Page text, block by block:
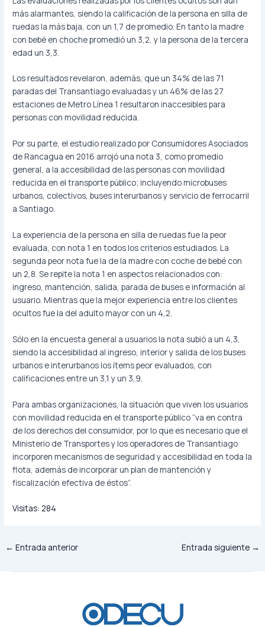
más alarmantes, siendo la calificación de la persona en silla de
ruedas la más baja, con un 1,7 de promedio. En tanto la madre
con bebé en choche promedió un 3,2, y la persona de la tercera
edad un 3,3.
Los resultados revelaron, además, que un 34% de las 71
paradas del Transantiago evaluadas y un 46% de las 27
estaciones de Metro Línea 1 resultaron inaccesibles para
personas con movilidad reducida.
Por su parte, el estudio realizado por Consumidores Asociados
de Rancagua en 2016 arrojó una nota 3, como promedio
general, a la accesibilidad de las personas con movilidad
reducida en el transporte público; incluyendo microbuses
urbanos, colectivos, buses interurbanos y servicio de ferrocarril
a Santiago.
La experiencia de la persona en silla de ruedas fue la peor
evaluada, con nota 1 en todos los criterios estudiados. La
segunda peor nota fue la de la madre con coche de bebé con
un 2,8. Se repite la nota 1 en aspectos relacionados con:
ingreso, mantención, salida, parada de buses e información al
usuario. Mientras que la mejor experiencia entre los clientes
ocultos fue la del adulto mayor con un 4,2.
Sólo en la encuesta general a usuarios la nota subió a un 4,3,
siendo la accesibilidad al ingreso, interior y salida de los buses
urbanos e interurbanos los ítems peor evaluados, con
calificaciones entre un 3,1 y un 3,9.
Para ambas organizaciones, la situación que viven los usuarios
con movilidad reducida en el transporte público “va en contra
de los derechos del consumidor, por lo que es necesario que el
Ministerio de Transportes y los operadores de Transantiago
incorporen mecanismos de seguridad y accesibilidad en toda la
flota, además de incorporar un plan de mantención y
fiscalización efectiva de éstos”.
Visitas: 284
← Entrada anterior Entrada siguiente →